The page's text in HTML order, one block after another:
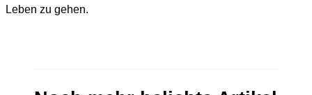
Leben zu gehen.